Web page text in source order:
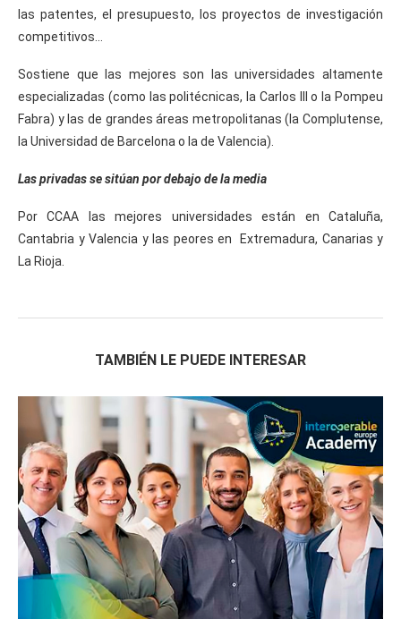
las patentes, el presupuesto, los proyectos de investigación
competitivos…
Sostiene que las mejores son las universidades altamente
especializadas (como las politécnicas, la Carlos III o la Pompeu
Fabra) y las de grandes áreas metropolitanas (la Complutense,
la Universidad de Barcelona o la de Valencia).
Las privadas se sitúan por debajo de la media
Por CCAA las mejores universidades están en Cataluña,
Cantabria y Valencia y las peores en Extremadura, Canarias y
La Rioja.
TAMBIÉN LE PUEDE INTERESAR